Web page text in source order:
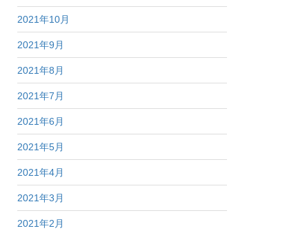
2021年10月
2021年9月
2021年8月
2021年7月
2021年6月
2021年5月
2021年4月
2021年3月
2021年2月